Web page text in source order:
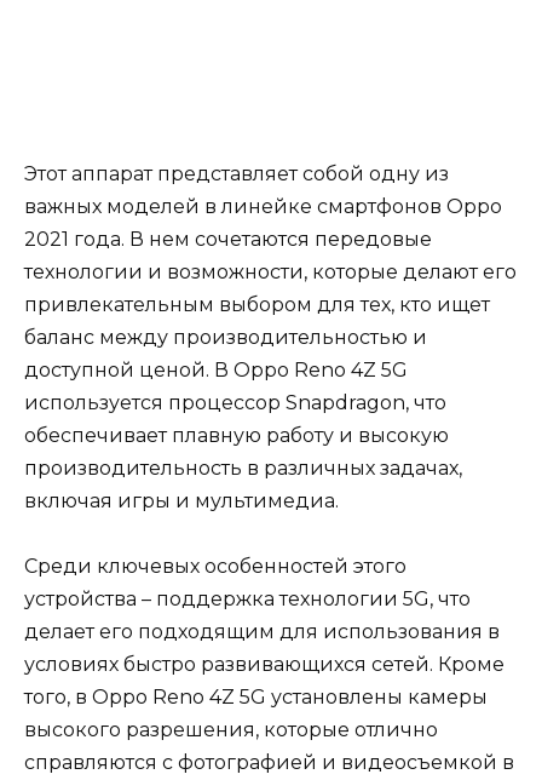
Этот аппарат представляет собой одну из
важных моделей в линейке смартфонов Oppo
2021 года. В нем сочетаются передовые
технологии и возможности, которые делают его
привлекательным выбором для тех, кто ищет
баланс между производительностью и
доступной ценой. В Oppo Reno 4Z 5G
используется процессор Snapdragon, что
обеспечивает плавную работу и высокую
производительность в различных задачах,
включая игры и мультимедиа.
Среди ключевых особенностей этого
устройства – поддержка технологии 5G, что
делает его подходящим для использования в
условиях быстро развивающихся сетей. Кроме
того, в Oppo Reno 4Z 5G установлены камеры
высокого разрешения, которые отлично
справляются с фотографией и видеосъемкой в